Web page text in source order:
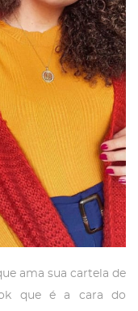
ama sua cartela de
que é a cara do